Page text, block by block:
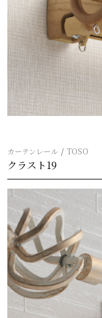
カーテンレール TOSO
クラスト19